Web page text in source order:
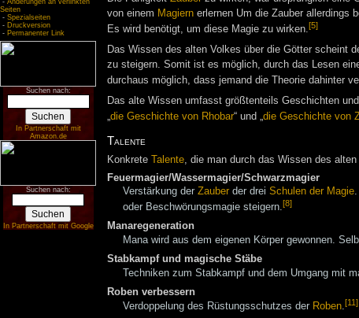
- Änderungen an verlinkten
Seiten
- Spezialseiten
- Druckversion
- Permanenter Link
Suchen nach:
In Partnerschaft mit
Amazon.de
Suchen nach:
In Partnerschaft mit Google
von einem Magiernerlernen Um die Zauber allerdings
Es wird benötigt, um diese Magie zu wirken.[5]
Das Wissen des alten Volkes über die Götter scheint
zu steigern. Somit ist es möglich, durch das Lesen
durchaus möglich, dass jemand die Theorie dahinter
Das alte Wissen umfasst größtenteils Geschichten
„die Geschichte von Rhobar“ und „die Geschichte von
Talente
Konkrete Talente, die man durch das Wissen des alten
Feuermagier/Wassermagier/Schwarzmagier
Verstärkung der Zauber der drei Schulen der Magie
oder Beschwörungsmagie steigern.[8]
Manaregeneration
Mana wird aus dem eigenen Körper gewonnen.
Stabkampf und magische Stäbe
Techniken zum Stabkampf und dem Umgang mit
Roben verbessern
Verdoppelung des Rüstungsschutzes der Roben.[11]